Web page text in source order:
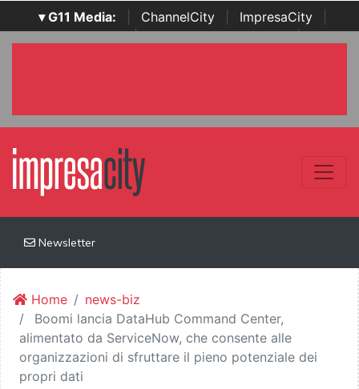
▾ G11 Media: ChannelCity ImpresaCity
SecurityOpenLab | Italian Channel Awards | Italian
Newsletter
Home
news-biz
Boomi lancia DataHub Command Center,
alimentato da ServiceNow, che consente alle
organizzazioni di sfruttare il pieno potenziale dei
propri dati